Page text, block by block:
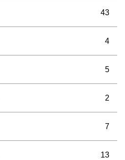
43
4
5
2
7
13